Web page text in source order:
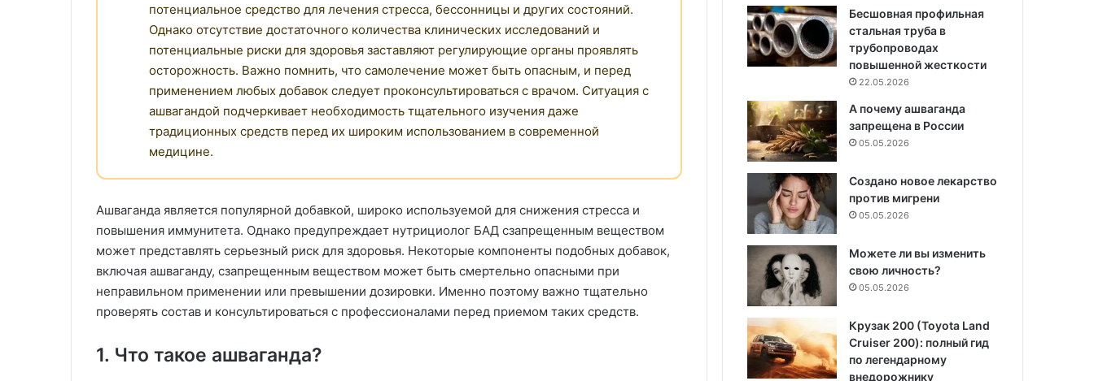
потенциальное средство для лечения стресса, бессонницы и других состояний.
Однако отсутствие достаточного количества клинических исследований и
потенциальные риски для здоровья заставляют регулирующие органы проявлять
осторожность. Важно помнить, что самолечение может быть опасным, и перед
применением любых добавок следует проконсультироваться с врачом. Ситуация с
ашвагандой подчеркивает необходимость тщательного изучения даже
традиционных средств перед их широким использованием в современной
медицине.
Ашваганда является популярной добавкой, широко используемой для снижения стресса и
повышения иммунитета. Однако предупреждает нутрициолог БАД сзапрещенным веществом
может представлять серьезный риск для здоровья. Некоторые компоненты подобных добавок,
включая ашваганду, сзапрещенным веществом может быть смертельно опасными при
неправильном применении или превышении дозировки. Именно поэтому важно тщательно
проверять состав и консультироваться с профессионалами перед приемом таких средств.
1. Что такое ашваганда?
Бесшовная профильная
стальная труба в
трубопроводах
повышенной жесткости
22.05.2026
А почему ашваганда
запрещена в России
05.05.2026
Создано новое лекарство
против мигрени
05.05.2026
Можете ли вы изменить
свою личность?
05.05.2026
Крузак 200 (Toyota Land
Cruiser 200): полный гид
по легендарному
внедорожнику